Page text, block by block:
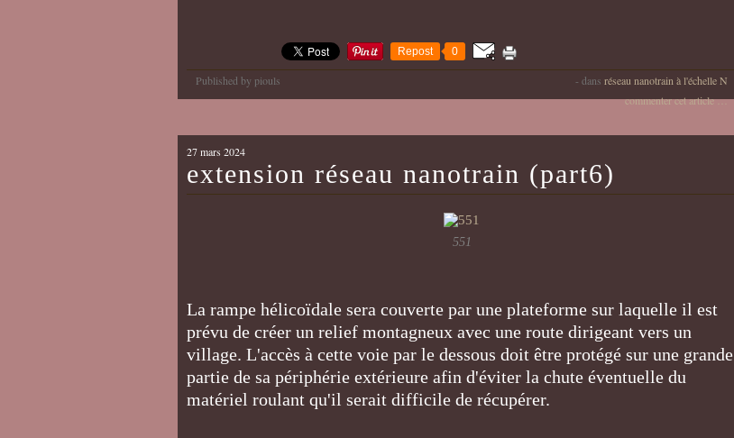
Repost 0
Published by piouls - dans réseau nanotrain à l'échelle N
commenter cet article…
27 mars 2024
extension réseau nanotrain (part6)
551
La rampe hélicoïdale sera couverte par une plateforme sur laquelle il est
prévu de créer un relief montagneux avec une route dirigeant vers un
village. L'accès à cette voie par le dessous doit être protégé sur une grande
partie de sa périphérie extérieure afin d'éviter la chute éventuelle du
matériel roulant qu'il serait difficile de récupérer.